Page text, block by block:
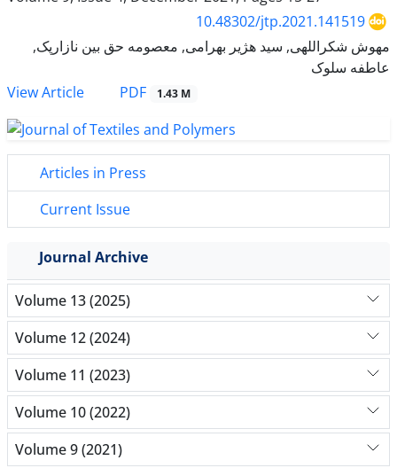
10.48302/jtp.2021.141519
مهوش شکراللهی, سید هژیر بهرامی, معصومه حق بین نازارپک,
عاطفه سلوک
View Article
PDF 1.43 M
Articles in Press
Current Issue
Journal Archive
Volume 13 (2025)
Volume 12 (2024)
Volume 11 (2023)
Volume 10 (2022)
Volume 9 (2021)